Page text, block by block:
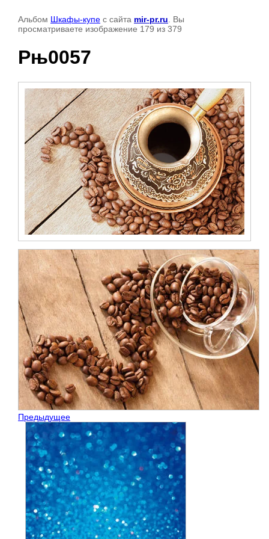
Альбом Шкафы-купе с сайта mir-pr.ru . Вы
просматриваете изображение 179 из 379
Рњ0057
Предыдущее